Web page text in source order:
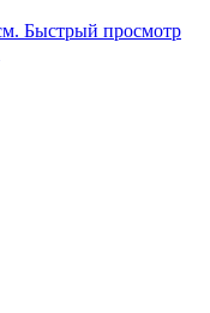
Быстрый просмотр